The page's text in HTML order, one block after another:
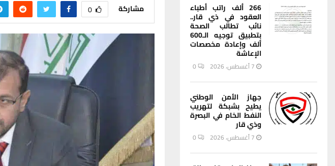
مشاركة 0 266 ألف راتب أطباء
العقود في ذي قار..
نائب تطالب الصحة
بتطبيق توجيه الـ600
ألف وإعادة مخصصات
الإعاشة
7 أغسطس، 2026 0
جهاز الأمن الوطني
يطيح بشبكة لتهريب
النفط الخام في البصرة
وذي قار
7 أغسطس، 2026 0